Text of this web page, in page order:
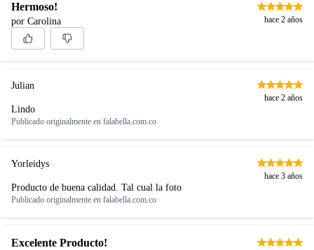
Hermoso!
por Carolina hace 2 años
Julian
hace 2 años
Lindo
Publicado originalmente en falabella.com.co
Yorleidys
hace 3 años
Producto de buena calidad. Tal cual la foto
Publicado originalmente en falabella.com.co
Excelente Producto!